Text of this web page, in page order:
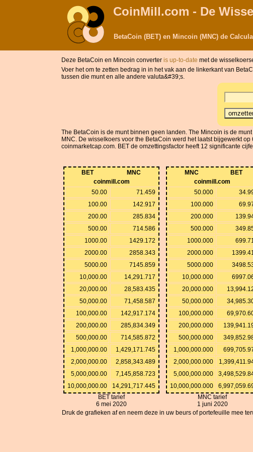
CoinMill.com - De
BetaCoin (BET) en Mincoin (MNC) de
Deze BetaCoin en Mincoin converter is up-to-date met de
Voer het om te zetten bedrag in in het vak aan de linkerkant van
tussen die munt en alle andere valuta&#39;s.
The BetaCoin is de munt binnen geen landen. The Mincoin is de
MNC. De wisselkoers voor the BetaCoin werd het laatst bijgewerkt
coinmarketcap.com. BET de omzettingsfactor heeft 12 significante
BET
MNC
coinmill.com
50.00
71.459
100.00
142.917
200.00
285.834
500.00
714.586
1000.00
1429.172
2000.00
2858.343
5000.00
7145.859
10,000.00
14,291.717
20,000.00
28,583.435
50,000.00
71,458.587
100,000.00
142,917.174
200,000.00
285,834.349
500,000.00
714,585.872
1,000,000.00
1,429,171.745
2,000,000.00
2,858,343.489
5,000,000.00
7,145,858.723
10,000,000.00
14,291,717.445
BET tarief
6 mei 2020
MNC
BET
coinmill.com
50.000
100.000
200.000
500.000
1000.000
699.71
2000.000
1399.41
5000.000
10,000.000
20,000.000
50,000.000
100,000.000
200,000.000
500,000.000
1,000,000.000
2,000,000.000
5,000,000.000
10,000,000.000
MNC tarief
1 juni 2020
Druk de grafieken af en neem deze in uw beurs of portefeuille mee